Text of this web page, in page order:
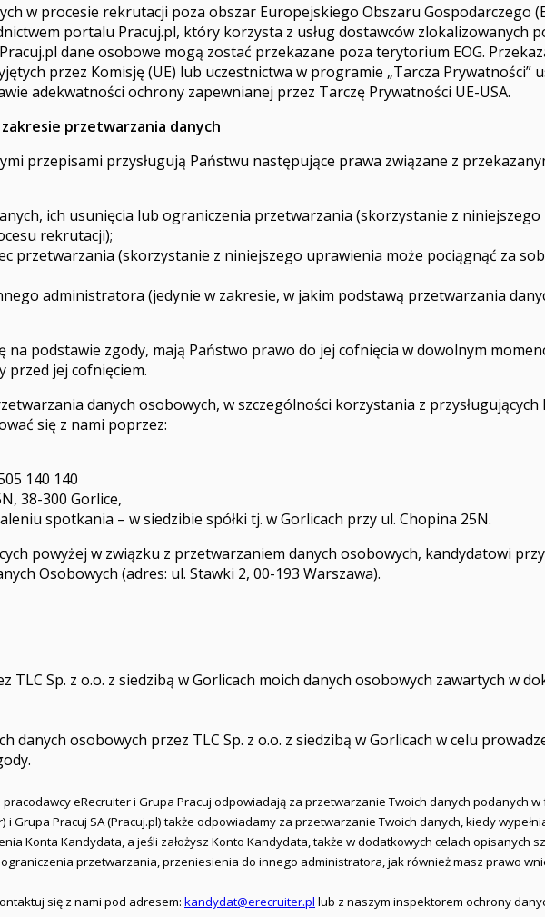
w procesie rekrutacji poza obszar Europejskiego Obszaru Gospodarczego
portalu Pracuj.pl, który korzysta z usług dostawców zlokalizowanych
dane osobowe mogą zostać przekazane poza terytorium EOG.
przez Komisję (UE) lub uczestnictwa w programie „Tarcza Prywatności”
adekwatności ochrony zapewnianej przez Tarczę Prywatności UE-USA.
przetwarzania danych
przepisami przysługują Państwu następujące prawa związane z
ich usunięcia lub ograniczenia przetwarzania (skorzystanie z
rekrutacji);
przetwarzania (skorzystanie z niniejszego uprawienia może pociągnąć za
administratora (jedynie w zakresie, w jakim podstawą przetwarzania
na podstawie zgody, mają Państwo prawo do jej cofnięcia w dowolnym
jej cofnięciem.
danych osobowych, w szczególności korzystania z
się z nami poprzez:
140 140
38-300 Gorlice,
spotkania – w siedzibie spółki tj. w Gorlicach przy ul. Chopina 25N.
powyżej w związku z przetwarzaniem danych osobowych, kandydatowi
Osobowych (adres: ul. Stawki 2, 00-193 Warszawa).
TLC Sp. z o.o. z siedzibą w Gorlicach moich danych osobowych zawartych w
danych osobowych przez TLC Sp. z o.o. z siedzibą w Gorlicach w celu
eRecruiter i Grupa Pracuj odpowiadają za przetwarzanie Twoich danych podanych
i Grupa Pracuj SA (Pracuj.pl) także odpowiadamy za przetwarzanie Twoich danych, kiedy
Konta Kandydata, a jeśli założysz Konto Kandydata, także w dodatkowych celach opisanych
przetwarzania, przeniesienia do innego administratora, jak również masz prawo
się z nami pod adresem: kandydat@erecruiter.pl lub z naszym inspektorem ochrony